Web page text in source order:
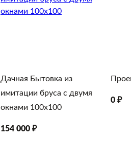
Дачная Бытовка из
имитации бруса с двумя
окнами 100х100
154 000 ₽
0 ₽